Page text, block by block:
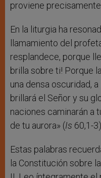
proviene
En la liturgia ha
llamamiento del
resplandece, porque
brilla sobre ti! Porque
una densa oscuridad,
brillará el Señor y su
naciones caminarán a
de tu aurora» (Is 60,1-3).
Estas palabras
la Constitución sobre